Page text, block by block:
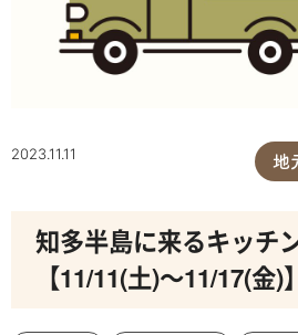
2023.11.11 地
知多半島に来るキッチ
【11/11(土)～11/17(金)】